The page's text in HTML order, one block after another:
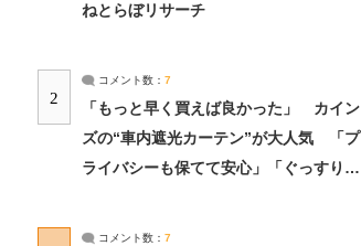
ねとらぼリサーチ
2
コメント数： 7
「もっと早く買えば良かった」 カイン
ズの“車内遮光カーテン”が大人気 「プ
ライバシーも保てて安心」「ぐっすり眠
コメント数： 7